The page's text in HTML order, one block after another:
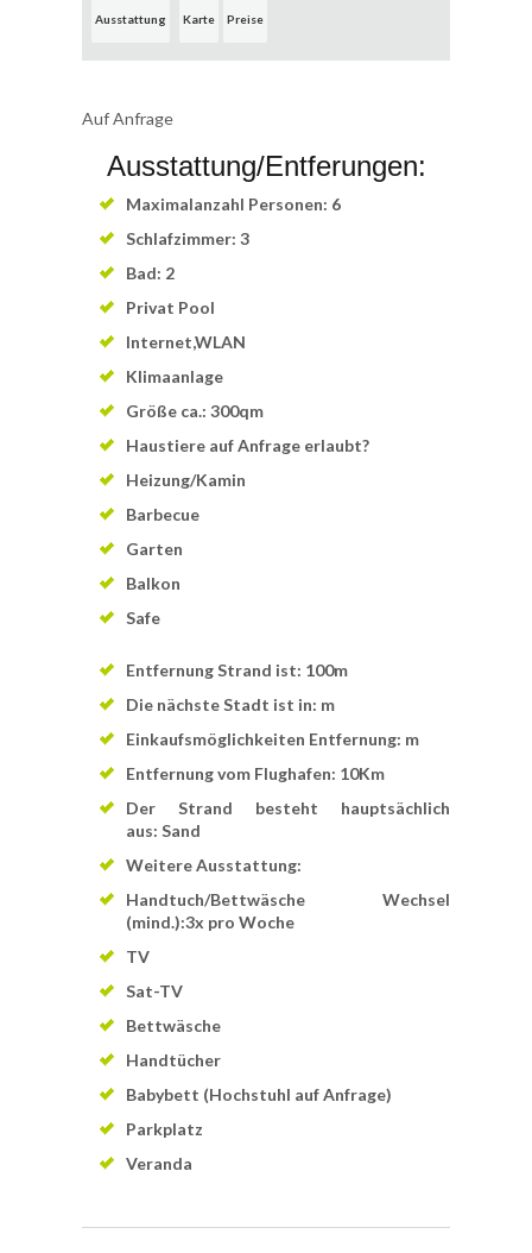
Ausstattung Karte Preise
Auf Anfrage
Ausstattung/Entferungen:
Maximalanzahl Personen: 6
Schlafzimmer: 3
Bad: 2
Privat Pool
Internet,WLAN
Klimaanlage
Größe ca.: 300qm
Haustiere auf Anfrage erlaubt?
Heizung/Kamin
Barbecue
Garten
Balkon
Safe
Entfernung Strand ist: 100m
Die nächste Stadt ist in: m
Einkaufsmöglichkeiten Entfernung: m
Entfernung vom Flughafen: 10Km
Der Strand besteht hauptsächlich
aus: Sand
Weitere Ausstattung:
Handtuch/Bettwäsche Wechsel
(mind.):3x pro Woche
TV
Sat-TV
Bettwäsche
Handtücher
Babybett (Hochstuhl auf Anfrage)
Parkplatz
Veranda